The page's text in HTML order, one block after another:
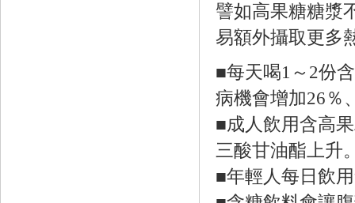
譬如高果糖糖漿
易額外攝取更多
■每天喝1～2份
病機會增加26％
■成人飲用含高
三酸甘油酯上升
■年輕人每日飲